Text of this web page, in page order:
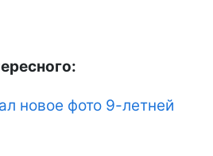
новое фото 9-летней